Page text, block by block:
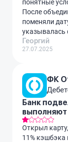
понятные
После
поменяли
указывалась
Георгий
27.07.2025
ФК
Банк
выполняют
Открыл
11% кэшбэка